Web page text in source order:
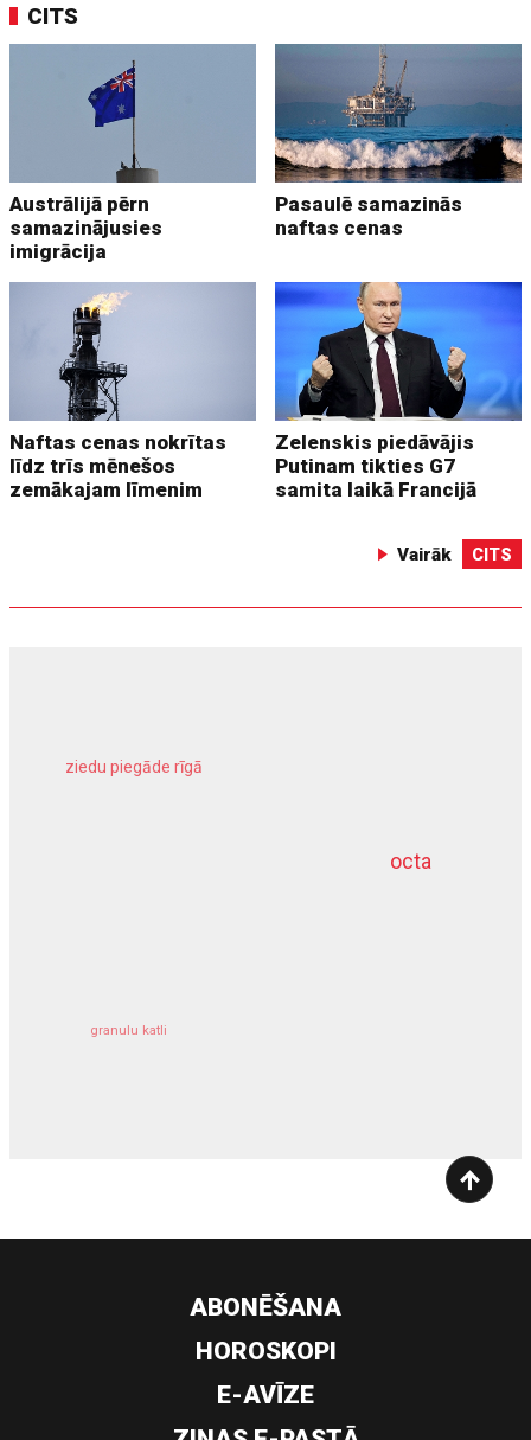
CITS
Austrālijā pērn
samazinājusies
imigrācija
Pasaulē samazinās
naftas cenas
Naftas cenas nokrītas
līdz trīs mēnešos
zemākajam līmenim
Zelenskis piedāvājis
Putinam tikties G7
samita laikā Francijā
Vairāk CITS
octa
ziedu piegāde rīgā
granulu katli
dziļurbums
ABONĒŠANA
HOROSKOPI
E-AVĪZE